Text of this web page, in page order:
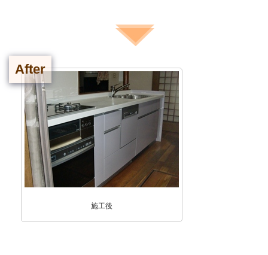
After
施工後